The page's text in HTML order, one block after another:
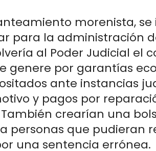
morenista,
para la administración
al Poder Judicial el
genere por garantías
ante instancias
y pagos por
crearían una
personas que pudieran
una sentencia errónea.